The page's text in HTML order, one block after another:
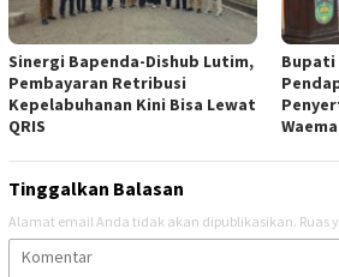
Sinergi Bapenda-Dishub Lutim,
Pembayaran Retribusi
Kepelabuhanan Kini Bisa Lewat
QRIS
Bupati
Tinggalkan Balasan
Alamat email Anda tidak akan dipublikasikan. Ruas